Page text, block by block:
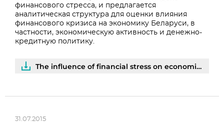
финансового стресса, и предлагается
аналитическая структура для оценки влияния
финансового кризиса на экономику Беларуси, в
частности, экономическую активность и денежно-
кредитную политику.
The influence of financial stress on economic activity and monetary policy in Belarus | PDF
31.07.2015